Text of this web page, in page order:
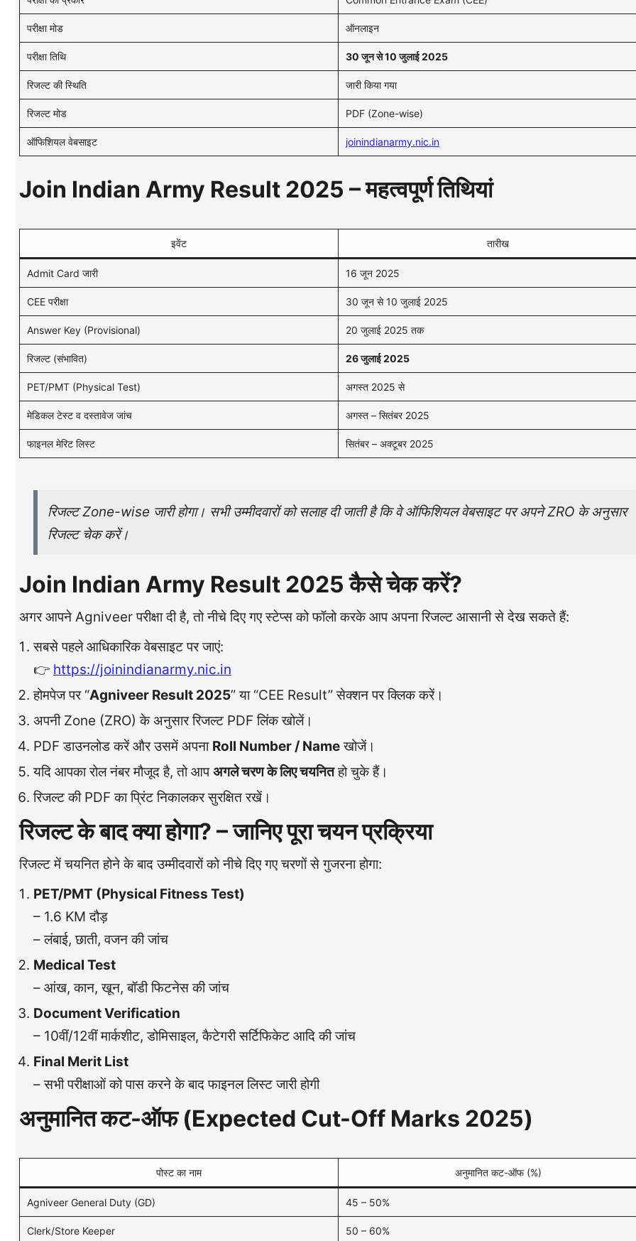
परीक्षा मोड ऑनलाइन
परीक्षा तिथि 30 जून से 10 जुलाई 2025
रिजल्ट की स्थिति जारी किया गया
रिजल्ट मोड PDF (Zone-wise)
ऑफिशियल वेबसाइट joinindianarmy.nic.in
Join Indian Army Result 2025 – महत्वपूर्ण तिथियां
इवेंट तारीख
Admit Card जारी 16 जून 2025
CEE परीक्षा 30 जून से 10 जुलाई 2025
Answer Key (Provisional) 20 जुलाई 2025 तक
रिजल्ट (संभावित) 26 जुलाई 2025
PET/PMT (Physical Test) अगस्त 2025 से
मेडिकल टेस्ट व दस्तावेज जांच अगस्त – सितंबर 2025
फाइनल मेरिट लिस्ट सितंबर – अक्टूबर 2025
रिजल्ट Zone-wise जारी होगा। सभी उम्मीदवारों को सलाह दी जाती है कि वे ऑफिशियल वेबसाइट पर अपने ZRO के अनुसार
रिजल्ट चेक करें।
Join Indian Army Result 2025 कैसे चेक करें?
अगर आपने Agniveer परीक्षा दी है, तो नीचे दिए गए स्टेप्स को फॉलो करके आप अपना रिजल्ट आसानी से देख सकते हैं:
सबसे पहले आधिकारिक वेबसाइट पर जाएं:
👉 https://joinindianarmy.nic.in
होमपेज पर “Agniveer Result 2025” या “CEE Result” सेक्शन पर क्लिक करें।
अपनी Zone (ZRO) के अनुसार रिजल्ट PDF लिंक खोलें।
PDF डाउनलोड करें और उसमें अपना Roll Number / Nameखोजें।
यदि आपका रोल नंबर मौजूद है, तो आपअगले चरण के लिए चयनितहो चुके हैं।
रिजल्ट की PDF का प्रिंट निकालकर सुरक्षित रखें।
रिजल्ट के बाद क्या होगा? – जानिए पूरा चयन प्रक्रिया
रिजल्ट में चयनित होने के बाद उम्मीदवारों को नीचे दिए गए चरणों से गुजरना होगा:
PET/PMT (Physical Fitness Test)
– 1.6 KM दौड़
– लंबाई, छाती, वजन की जांच
Medical Test
– आंख, कान, खून, बॉडी फिटनेस की जांच
Document Verification
– 10वीं/12वीं मार्कशीट, डोमिसाइल, कैटेगरी सर्टिफिकेट आदि की जांच
Final Merit List
– सभी परीक्षाओं को पास करने के बाद फाइनल लिस्ट जारी होगी
अनुमानित कट-ऑफ (Expected Cut-Off Marks 2025)
पोस्ट का नाम अनुमानित कट-ऑफ (%)
Agniveer General Duty (GD) 45 – 50%
Clerk/Store Keeper 50 – 60%